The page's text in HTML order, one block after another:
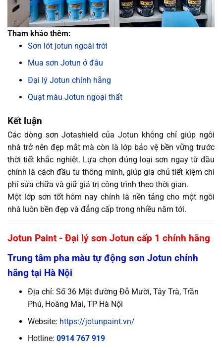
Tham khảo thêm:
Sơn lót jotun ngoài trời
Mua sơn Jotun ở đâu
Đại lý Jotun chính hãng
Quạt màu Jotun ngoại thất
Kết luận
Các dòng sơn Jotashield của Jotun không chỉ giúp ngôi
nhà trở nên đẹp mắt mà còn là lớp bảo vệ bền vững trước
thời tiết khắc nghiệt. Lựa chọn đúng loại sơn ngay từ đầu
chính là cách đầu tư thông minh, giúp gia chủ tiết kiệm chi
phí sửa chữa và giữ giá trị công trình theo thời gian.
Một lớp sơn tốt hôm nay chính là nền tảng cho một ngôi
nhà luôn bền đẹp và đẳng cấp trong nhiều năm tới.
Jotun Paint - Đại lý sơn Jotun cấp 1 chính hãng
Trung tâm pha màu tự động sơn Jotun chính
hãng tại Hà Nội
Địa chỉ: Số 36 Mặt đường Đỗ Mười, Tây Trà, Trần
Phú, Hoàng Mai, TP Hà Nội
Website: https://jotunpaint.vn/
Hotline: 0914 767 919